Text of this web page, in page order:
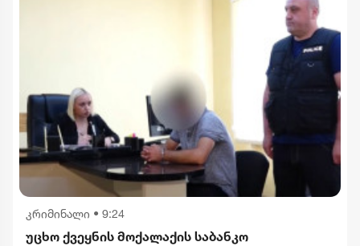
კრიმინალი • 9:24
უცხო ქვეყნის მოქალაქის საბანკო